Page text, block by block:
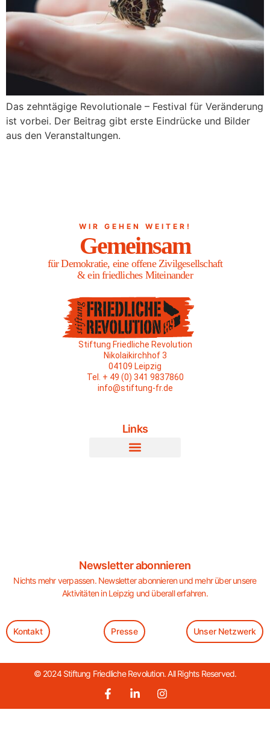
Das zehntägige Revolutionale – Festival für Veränderung
ist vorbei. Der Beitrag gibt erste Eindrücke und Bilder
aus den Veranstaltungen.
WIR GEHEN WEITER!
Gemeinsam
für Demokratie, eine offene Zivilgesellschaft
& ein friedliches Miteinander
Stiftung Friedliche Revolution
Nikolaikirchhof 3
04109 Leipzig
Tel. + 49 (0) 341 9837860
info@stiftung-fr.de
Links
Newsletter abonnieren
Nichts mehr verpassen. Newsletter abonnieren und mehr über unsere
Aktivitäten in Leipzig und überall erfahren.
Kontakt Presse Unser Netzwerk
© 2024 Stiftung Friedliche Revolution. All Rights Reserved.